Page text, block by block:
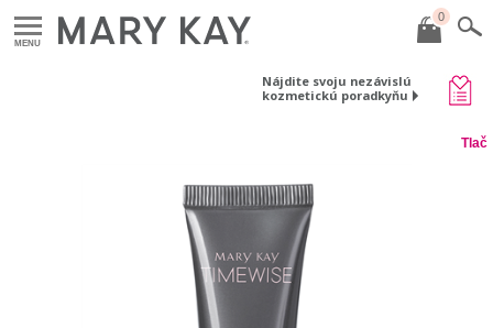
MENU
0
Nájdite svoju nezávislú
kozmetickú poradkyňu
Tlač